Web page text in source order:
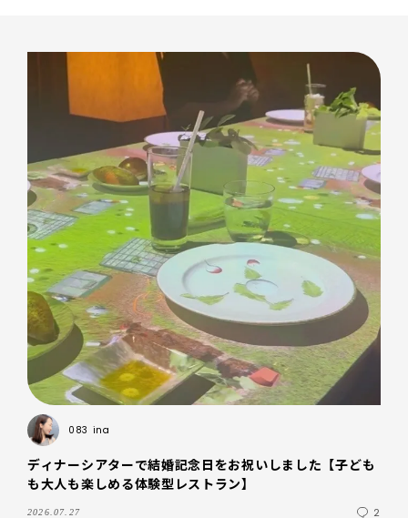
083 ina
ディナーシアターで結婚記念日をお祝いしました【子ども
も大人も楽しめる体験型レストラン】
2026.07.27 2